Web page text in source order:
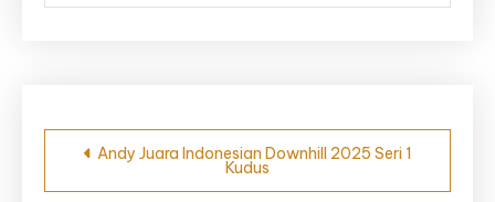
Navigasi
pos
Andy Juara Indonesian Downhill 2025 Seri 1
Kudus